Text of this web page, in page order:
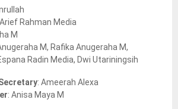
Rahman Media
M
M, Rafika Anugeraha M,
Radin Media, Dwi Utariningsih
: Ameerah Alexa
: Anisa Maya M